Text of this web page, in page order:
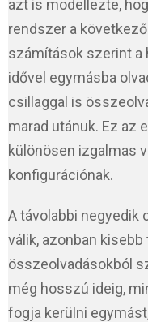
azt is modellezte,
rendszer a
számítások szerint a
idővel egymásba
csillaggal is
marad utánuk. Ez az
különösen izgalmas
konfigurációnak.
A távolabbi negyedik
válik, azonban
összeolvadásokból
még hosszú ideig,
fogja kerülni